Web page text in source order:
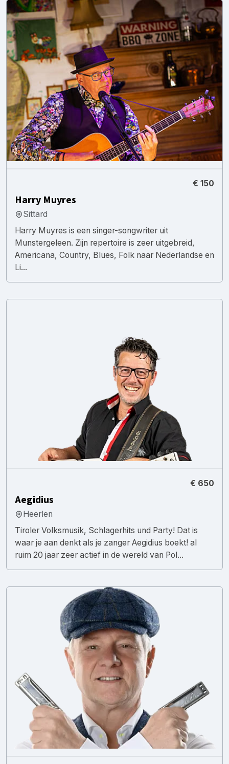
€ 150
Harry Muyres
Sittard
Harry Muyres is een singer-songwriter uit
Munstergeleen. Zijn repertoire is zeer uitgebreid,
Americana, Country, Blues, Folk naar Nederlandse en
Li...
€ 650
Aegidius
Heerlen
Tiroler Volksmusik, Schlagerhits und Party! Dat is
waar je aan denkt als je zanger Aegidius boekt! al
ruim 20 jaar zeer actief in de wereld van Pol...